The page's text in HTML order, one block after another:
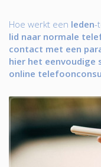
Hoe werkt een leden-
lid naar normale
contact met een
hier het eenvoudige
online